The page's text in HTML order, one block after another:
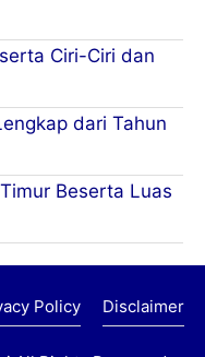
Ciri-Ciri dan
dari Tahun
Beserta Luas
Policy Disclaimer